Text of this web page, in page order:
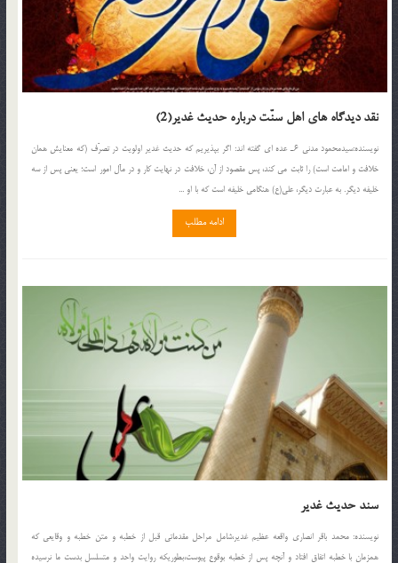
نقد دیدگاه های اهل سنّت درباره حدیث غدیر(2)
نويسنده:سیدمحمود مدنی 6ـ عده ای گفته اند: اگر بپذیریم که حدیث غدیر اولویت در تصرّف (که معنایش همان
خلافت و امامت است) را ثابت می کند، پس مقصود از آن، خلافت در نهایت کار و در مآل امور است؛ یعنی پس از سه
خلیفه دیگر. به عبارت دیگر، علی(ع) هنگامی خلیفه است که با او ...
ادامه مطلب
سند حدیث غدیر
نويسنده: محمد باقر انصارى واقعه عظیم غدیر،شامل مراحل مقدماتى قبل از خطبه و متن خطبه و وقایعى که
همزمان با خطبه اتفاق افتاد و آنچه پس از خطبه بوقوع پیوست،بطوریکه روایت واحد و متسلسل بدست ما نرسیده